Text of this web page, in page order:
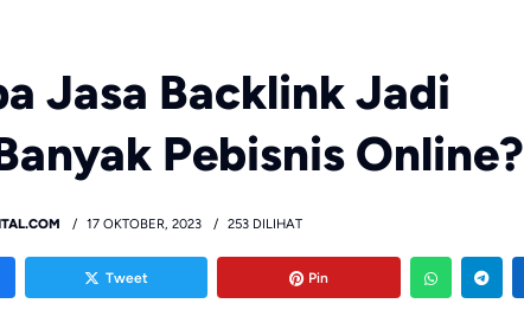
Jasa Backlink Jadi
Pebisnis Online?
17 OKTOBER, 2023 253 DILIHAT
Tweet Pin